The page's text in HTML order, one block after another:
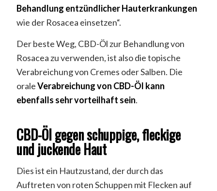
Behandlung entzündlicher Hauterkrankungen
wie der Rosacea einsetzen“.
Der beste Weg, CBD-Öl zur Behandlung von
Rosacea zu verwenden, ist also die topische
Verabreichung von Cremes oder Salben. Die
oraleVerabreichung von CBD-Öl kann
ebenfalls sehr vorteilhaft sein.
CBD-Öl gegen schuppige, fleckige
und juckende Haut
Dies ist ein Hautzustand, der durch das
Auftreten von roten Schuppen mit Flecken auf